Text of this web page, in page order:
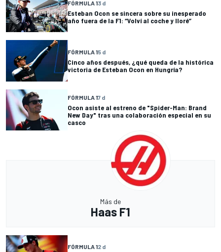
FÓRMULA 13 d
Esteban Ocon se sincera sobre su inesperado
año fuera de la F1: “Volví al coche y lloré”
FÓRMULA 15 d
Cinco años después, ¿qué queda de la histórica
victoria de Esteban Ocon en Hungría?
FÓRMULA 17 d
Ocon asiste al estreno de "Spider-Man: Brand
New Day" tras una colaboración especial en su
casco
Más de
Haas F1
FÓRMULA 12 d